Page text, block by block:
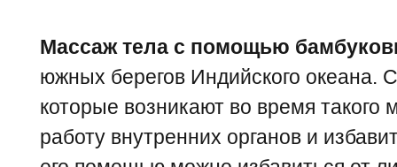
Массаж тела с помощью
южных берегов Индийского океана.
которые возникают во время такого
работу внутренних органов и